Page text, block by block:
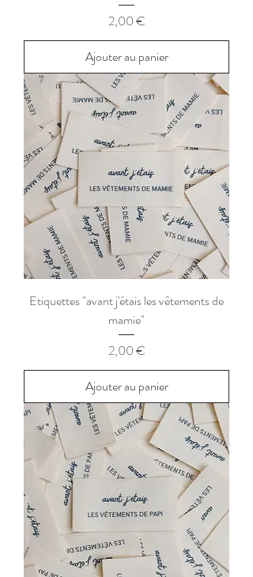
Prix
2,00 €
Ajouter au panier
Etiquettes "avant j'étais les vêtements de
mamie"
Prix
2,00 €
Ajouter au panier